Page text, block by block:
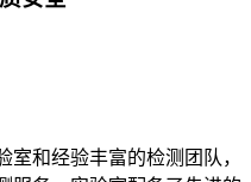
和经验丰富的检测团队，